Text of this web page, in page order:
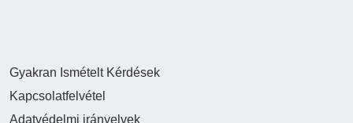
Gyakran Ismételt Kérdések
Kapcsolatfelvétel
Adatvédelmi irányelvek